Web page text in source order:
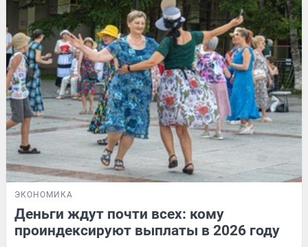
ЭКОНОМИКА
Деньги ждут почти всех: кому
проиндексируют выплаты в 2026 году